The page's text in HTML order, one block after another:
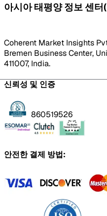
아시아 태평양 정보 센터
Coherent Market Insights
Bremen Business Center,
411007, India.
신뢰성 및 인증
860519526
안전한 결제 방법: